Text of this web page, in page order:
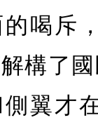
喝斥
構了
翼才